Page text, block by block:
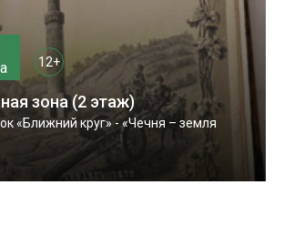
12+
зона (2 этаж)
«Ближний круг» - «Чечня – земля